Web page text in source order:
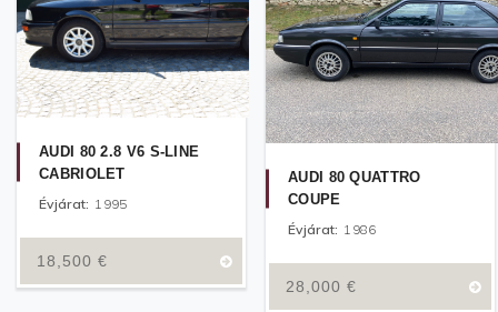
18,500 €
AUDI 80 2.8 V6 S-LINE
CABRIOLET
Évjárat: 1995
28,000 €
AUDI 80 QUATTRO
COUPE
Évjárat: 1986